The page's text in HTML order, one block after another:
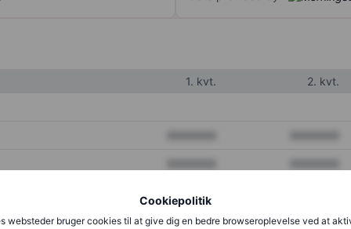
Cookiepolitik
websteder bruger cookies til at give dig en bedre browseroplevelse ved at
1. kvt. 2. kvt.